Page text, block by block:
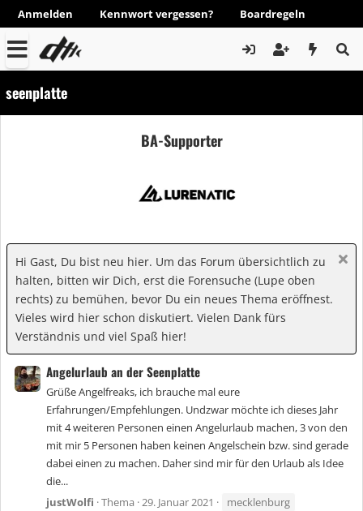
Anmelden Kennwort vergessen? Boardregeln
seenplatte
BA-Supporter
Hi Gast, Du bist neu hier. Um das Forum übersichtlich zu
halten, bitten wir Dich, erst die Forensuche (Lupe oben
rechts) zu bemühen, bevor Du ein neues Thema eröffnest.
Vieles wird hier schon diskutiert. Vielen Dank fürs
Verständnis und viel Spaß hier!
Angelurlaub an der Seenplatte
Grüße Angelfreaks, ich brauche mal eure
Erfahrungen/Empfehlungen. Undzwar möchte ich dieses Jahr
mit 4 weiteren Personen einen Angelurlaub machen, 3 von den
mit mir 5 Personen haben keinen Angelschein bzw. sind gerade
dabei einen zu machen. Daher sind mir für den Urlaub als Idee
die...
justWolfi Thema 29. Januar 2021
mecklenburg